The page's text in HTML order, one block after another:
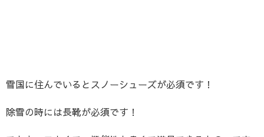
雪国に住んでいるとスノーシューズが必須です！
除雪の時には長靴が必須です！